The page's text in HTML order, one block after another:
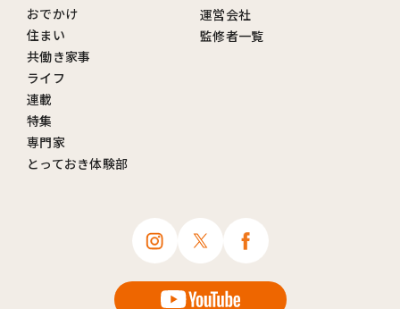
おでかけ
住まい
共働き家事
ライフ
連載
特集
専門家
とっておき体験部
運営会社
監修者一覧